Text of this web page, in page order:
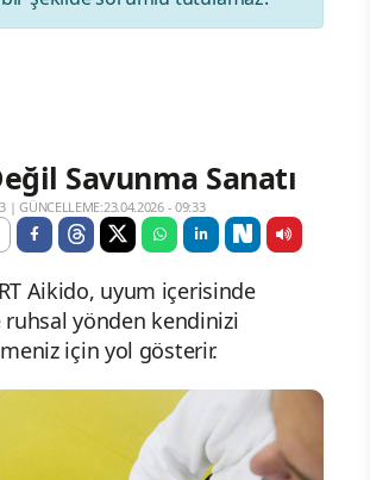
Savunma Sanatı
|GÜNCELLEME:23.04.2026 - 09:33
Aikido, uyum içerisinde
ruhsal yönden kendinizi
için yol gösterir.